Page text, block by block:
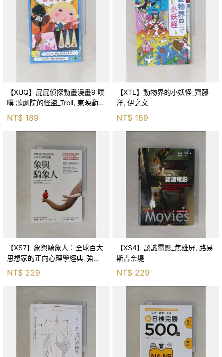
【XUQ】屁屁偵探動畫漫畫9 噗
噗 歌劇院的怪盜_Troll, 東映動畫
株式會社, 張東君
NT$ 189
【XTL】動物界的小妖怪_齊藤
洋, 伊之文
NT$ 189
【XS7】象與騎象人：全球百大
思想家的正向心理學經典_強納
森．海德, 李靜瑤
NT$ 229
【XS4】認識電影_焦雄屏, 路易
斯吉奈堤
NT$ 229